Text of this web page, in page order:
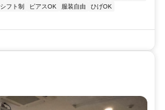
シフト制 ピアスOK 服装自由
ひげOK